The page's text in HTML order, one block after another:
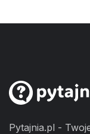
Pytajnia.pl -